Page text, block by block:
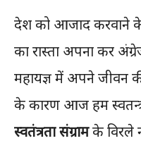
देश को आजाद करवाने के
का रास्ता अपना कर
महायज्ञ में अपने जीवन
के कारण आज हम
स्वतंत्रता संग्रामके विरले